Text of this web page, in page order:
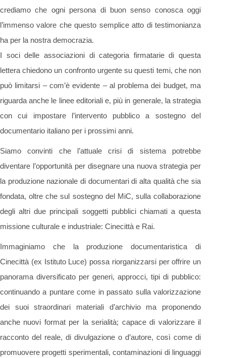
crediamo che ogni persona di buon senso conosca oggi
l’immenso valore che questo semplice atto di testimonianza
ha per la nostra democrazia.
I soci delle associazioni di categoria firmatarie di questa
lettera chiedono un confronto urgente su questi temi, che non
può limitarsi – com’è evidente – al problema dei budget, ma
riguarda anche le linee editoriali e, più in generale, la strategia
con cui impostare l’intervento pubblico a sostegno del
documentario italiano per i prossimi anni.
Siamo convinti che l’attuale crisi di sistema potrebbe
diventare l’opportunità per disegnare una nuova strategia per
la produzione nazionale di documentari di alta qualità che sia
fondata, oltre che sul sostegno del MiC, sulla collaborazione
degli altri due principali soggetti pubblici chiamati a questa
missione culturale e industriale: Cinecittà e Rai.
Immaginiamo che la produzione documentaristica di
Cinecittà (ex Istituto Luce) possa riorganizzarsi per offrire un
panorama diversificato per generi, approcci, tipi di pubblico:
continuando a puntare come in passato sulla valorizzazione
dei suoi straordinari materiali d’archivio ma proponendo
anche nuovi format per la serialità; capace di valorizzare il
racconto del reale, di divulgazione o d’autore, così come di
promuovere progetti sperimentali, contaminazioni di linguaggi